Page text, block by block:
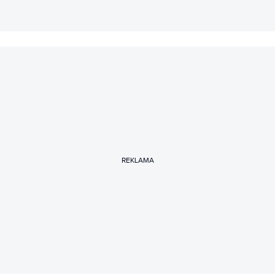
REKLAMA